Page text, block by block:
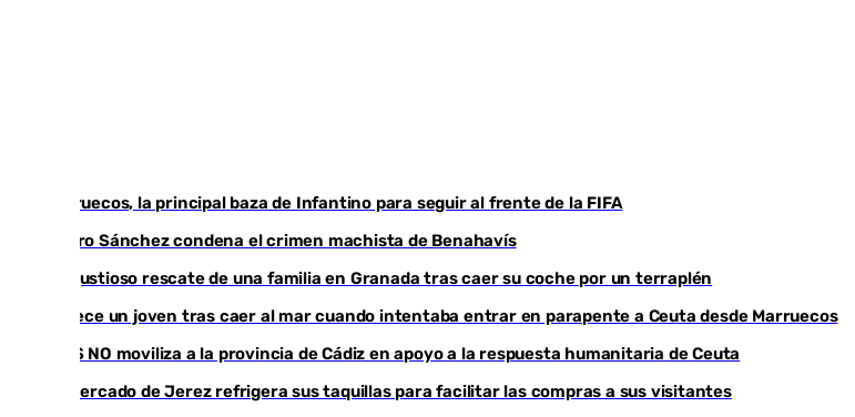
Marruecos, la principal baza de Infantino para seguir al frente de la FIFA
Pedro Sánchez condena el crimen machista de Benahavís
Angustioso rescate de una familia en Granada tras caer su coche por un terraplén
Fallece un joven tras caer al mar cuando intentaba entrar en parapente a Ceuta desde Marruecos
CIES NO moviliza a la provincia de Cádiz en apoyo a la respuesta humanitaria de Ceuta
El mercado de Jerez refrigera sus taquillas para facilitar las compras a sus visitantes